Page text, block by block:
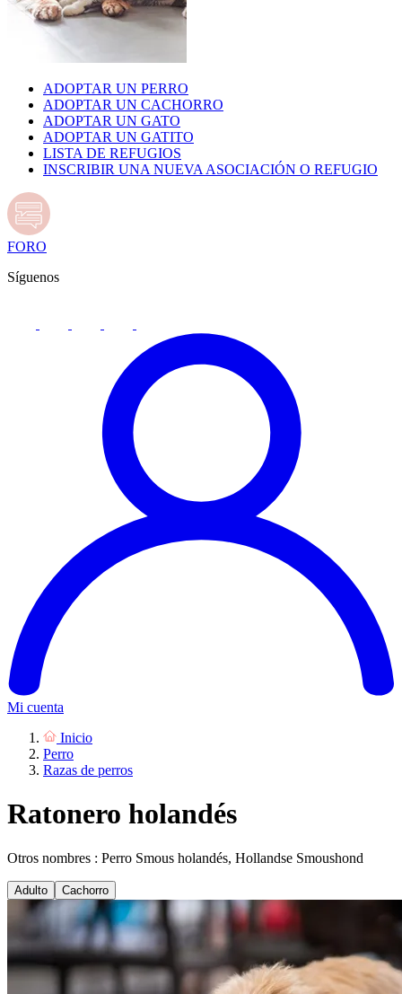
ADOPTAR UN PERRO
ADOPTAR UN CACHORRO
ADOPTAR UN GATO
ADOPTAR UN GATITO
LISTA DE REFUGIOS
INSCRIBIR UNA NUEVA ASOCIACIÓN O REFUGIO
FORO
Síguenos
Mi cuenta
Inicio
Perro
Razas de perros
Ratonero holandés
Otros nombres : Perro Smous holandés, Hollandse Smoushond
Adulto Cachorro